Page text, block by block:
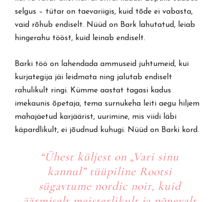
selgus – tütar on taevariigis, kuid tõde ei vabasta,
vaid rõhub endiselt. Nüüd on Bark lahutatud, leiab
hingerahu tööst, kuid leinab endiselt.
Barki töö on lahendada ammuseid juhtumeid, kui
kurjategija jäi leidmata ning jalutab endiselt
rahulikult ringi. Kümme aastat tagasi kadus
imekaunis õpetaja, tema surnukeha leiti aegu hiljem
mahajäetud karjäärist, uurimine, mis viidi läbi
käpardlikult, ei jõudnud kuhugi. Nüüd on Barki kord.
“Ühest küljest on „Vari sinu
kannul” tüüpiline Rootsi
sügavtume nordic noir, kuid